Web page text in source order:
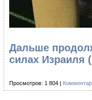
Дальше
силах Израиля
Просмотров: 1 804 |